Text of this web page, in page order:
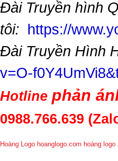
Đài Truyền hình
tôi: https://
Đài Truyền Hình
v=O-
Hotline phản
0988.766.639
Hoàng Logo hoanglogo.com hoàng logo